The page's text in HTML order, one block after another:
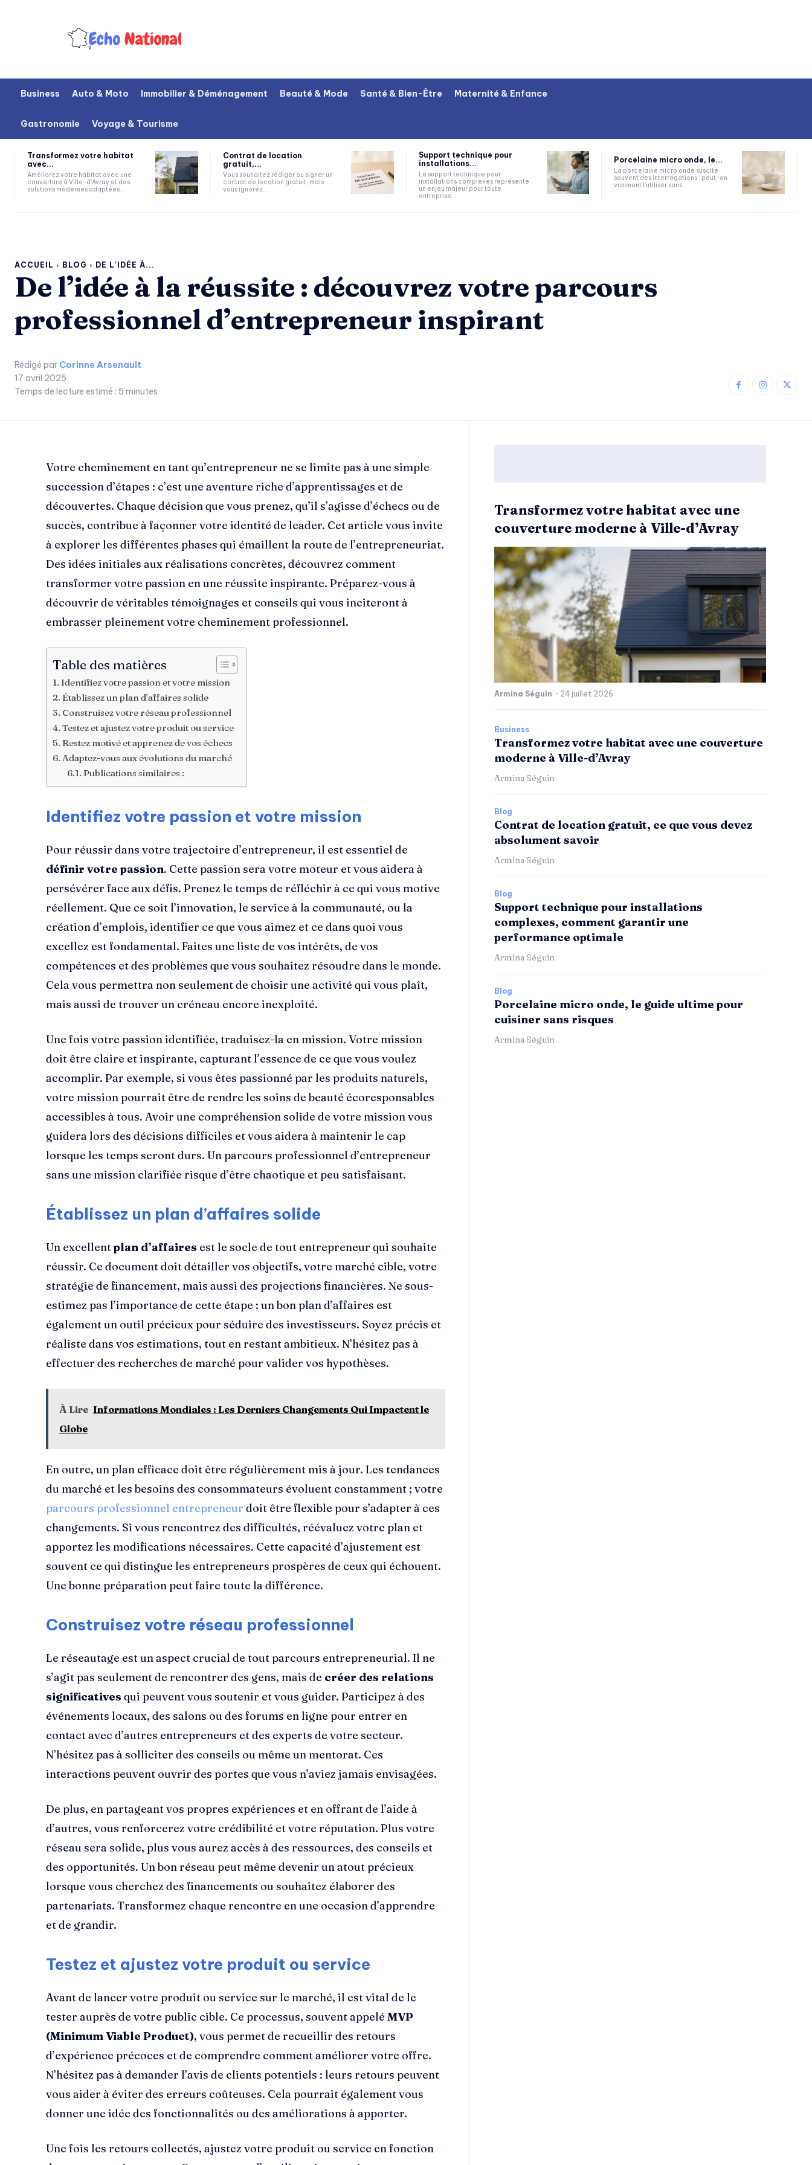
Business Auto & Moto Immobilier & Déménagement Beauté & Mode Santé & Bien-Être Maternité & Enfance
Gastronomie Voyage & Tourisme
Transformez votre habitat
avec...
Améliorez votre habitat avec une
couverture à Ville-d'Avray et des
solutions modernes adaptées...
Contrat de location
gratuit,...
Vous souhaitez rédiger ou signer un
contrat de location gratuit, mais
vous ignorez...
Support technique pour
installations...
Le support technique pour
installations complexes représente
un enjeu majeur pour toute
entreprise...
Porcelaine micro onde, le...
La porcelaine micro onde suscite
souvent des interrogations : peut-on
vraiment l'utiliser sans...
ACCUEIL BLOG DE L'IDÉE À...
De l’idée à la réussite : découvrez votre parcours
professionnel d’entrepreneur inspirant
Rédigé par Corinne Arsenault
17 avril 2025
Temps de lecture estimé : 5 minutes
Votre cheminement en tant qu’entrepreneur ne se limite pas à une simple
succession d’étapes : c’est une aventure riche d’apprentissages et de
découvertes. Chaque décision que vous prenez, qu’il s’agisse d’échecs ou de
succès, contribue à façonner votre identité de leader. Cet article vous invite
à explorer les différentes phases qui émaillent la route de l’entrepreneuriat.
Des idées initiales aux réalisations concrètes, découvrez comment
transformer votre passion en une réussite inspirante. Préparez-vous à
découvrir de véritables témoignages et conseils qui vous inciteront à
embrasser pleinement votre cheminement professionnel.
Table des matières
Identifiez votre passion et votre mission
Établissez un plan d’affaires solide
Construisez votre réseau professionnel
Testez et ajustez votre produit ou service
Restez motivé et apprenez de vos échecs
Adaptez-vous aux évolutions du marché
Publications similaires :
Identifiez votre passion et votre mission
Pour réussir dans votre trajectoire d’entrepreneur, il est essentiel de
définir votre passion. Cette passion sera votre moteur et vous aidera à
persévérer face aux défis. Prenez le temps de réfléchir à ce qui vous motive
réellement. Que ce soit l’innovation, le service à la communauté, ou la
création d’emplois, identifier ce que vous aimez et ce dans quoi vous
excellez est fondamental. Faites une liste de vos intérêts, de vos
compétences et des problèmes que vous souhaitez résoudre dans le monde.
Cela vous permettra non seulement de choisir une activité qui vous plaît,
mais aussi de trouver un créneau encore inexploité.
Une fois votre passion identifiée, traduisez-la en mission. Votre mission
doit être claire et inspirante, capturant l’essence de ce que vous voulez
accomplir. Par exemple, si vous êtes passionné par les produits naturels,
votre mission pourrait être de rendre les soins de beauté écoresponsables
accessibles à tous. Avoir une compréhension solide de votre mission vous
guidera lors des décisions difficiles et vous aidera à maintenir le cap
lorsque les temps seront durs. Un parcours professionnel d’entrepreneur
sans une mission clarifiée risque d’être chaotique et peu satisfaisant.
Établissez un plan d’affaires solide
Un excellentplan d’affaires est le socle de tout entrepreneur qui souhaite
réussir. Ce document doit détailler vos objectifs, votre marché cible, votre
stratégie de financement, mais aussi des projections financières. Ne sous-
estimez pas l’importance de cette étape : un bon plan d’affaires est
également un outil précieux pour séduire des investisseurs. Soyez précis et
réaliste dans vos estimations, tout en restant ambitieux. N’hésitez pas à
effectuer des recherches de marché pour valider vos hypothèses.
À Lire Informations Mondiales : Les Derniers Changements Qui Impactent le
Globe
En outre, un plan efficace doit être régulièrement mis à jour. Les tendances
du marché et les besoins des consommateurs évoluent constamment ; votre
parcours professionnel entrepreneur doit être flexible pour s’adapter à ces
changements. Si vous rencontrez des difficultés, réévaluez votre plan et
apportez les modifications nécessaires. Cette capacité d’ajustement est
souvent ce qui distingue les entrepreneurs prospères de ceux qui échouent.
Une bonne préparation peut faire toute la différence.
Construisez votre réseau professionnel
Le réseautage est un aspect crucial de tout parcours entrepreneurial. Il ne
s’agit pas seulement de rencontrer des gens, mais de créer des relations
significatives qui peuvent vous soutenir et vous guider. Participez à des
événements locaux, des salons ou des forums en ligne pour entrer en
contact avec d’autres entrepreneurs et des experts de votre secteur.
N’hésitez pas à solliciter des conseils ou même un mentorat. Ces
interactions peuvent ouvrir des portes que vous n’aviez jamais envisagées.
De plus, en partageant vos propres expériences et en offrant de l’aide à
d’autres, vous renforcerez votre crédibilité et votre réputation. Plus votre
réseau sera solide, plus vous aurez accès à des ressources, des conseils et
des opportunités. Un bon réseau peut même devenir un atout précieux
lorsque vous cherchez des financements ou souhaitez élaborer des
partenariats. Transformez chaque rencontre en une occasion d’apprendre
et de grandir.
Testez et ajustez votre produit ou service
Avant de lancer votre produit ou service sur le marché, il est vital de le
tester auprès de votre public cible. Ce processus, souvent appelé MVP
(Minimum Viable Product), vous permet de recueillir des retours
d’expérience précoces et de comprendre comment améliorer votre offre.
N’hésitez pas à demander l’avis de clients potentiels : leurs retours peuvent
vous aider à éviter des erreurs coûteuses. Cela pourrait également vous
donner une idée des fonctionnalités ou des améliorations à apporter.
Une fois les retours collectés, ajustez votre produit ou service en fonction
Transformez votre habitat avec une
couverture moderne à Ville-d’Avray
Armina Séguin - 24 juillet 2026
Business
Transformez votre habitat avec une couverture
moderne à Ville-d’Avray
Armina Séguin
Blog
Contrat de location gratuit, ce que vous devez
absolument savoir
Armina Séguin
Blog
Support technique pour installations
complexes, comment garantir une
performance optimale
Armina Séguin
Blog
Porcelaine micro onde, le guide ultime pour
cuisiner sans risques
Armina Séguin